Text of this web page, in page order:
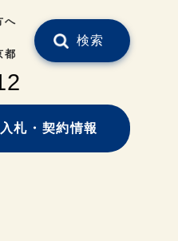
へ
都
検索
入札・契約情報